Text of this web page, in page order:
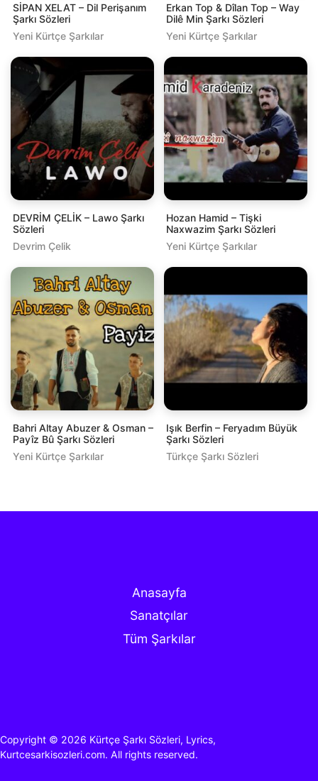
SİPAN XELAT – Dil Perişanım
Şarkı Sözleri
Yeni Kürtçe Şarkılar
Erkan Top & Dîlan Top – Way
Dilê Min Şarkı Sözleri
Yeni Kürtçe Şarkılar
DEVRİM ÇELİK – Lawo Şarkı
Sözleri
Devrim Çelik
Hozan Hamid – Tişki
Naxwazim Şarkı Sözleri
Yeni Kürtçe Şarkılar
Bahri Altay Abuzer & Osman –
Payîz Bû Şarkı Sözleri
Yeni Kürtçe Şarkılar
Işık Berfin – Feryadım Büyük
Şarkı Sözleri
Türkçe Şarkı Sözleri
Anasayfa
Sanatçılar
Tüm Şarkılar
Copyright © 2026 Kürtçe Şarkı Sözleri, Lyrics,
Kurtcesarkisozleri.com. All rights reserved.